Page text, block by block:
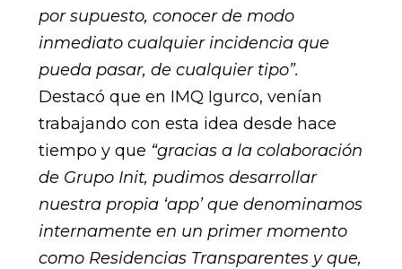
por supuesto, conocer de modo
inmediato cualquier incidencia que
pueda pasar, de cualquier tipo”.
Destacó que en IMQ Igurco, venían
trabajando con esta idea desde hace
tiempo y que “gracias a la colaboración
de Grupo Init, pudimos desarrollar
nuestra propia ‘app’ que denominamos
internamente en un primer momento
como Residencias Transparentes y que,